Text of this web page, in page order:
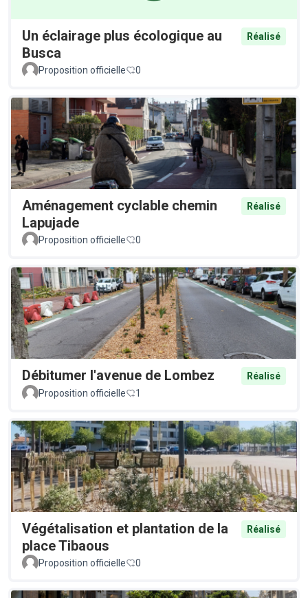
Un éclairage plus écologique au
Busca
Réalisé
Proposition officielle 0
Aménagement cyclable chemin
Lapujade
Réalisé
Proposition officielle 0
Débitumer l'avenue de Lombez
Réalisé
Proposition officielle
1
Végétalisation et plantation de la
place Tibaous
Réalisé
Proposition officielle 0